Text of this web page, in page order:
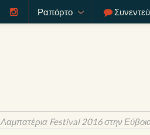
Ραπόρτο
Λαμπατέρια Festival 2016 στην